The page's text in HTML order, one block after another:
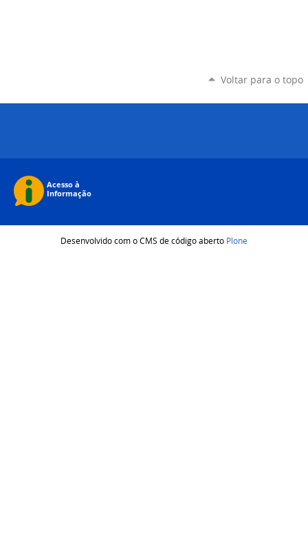
Voltar para o topo
Desenvolvido com o CMS de código aberto Plone